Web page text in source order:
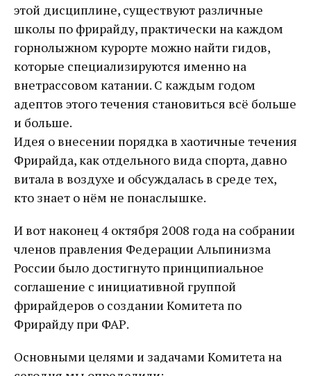
этой дисциплине, существуют различные
школы по фрирайду, практически на каждом
горнолыжном курорте можно найти гидов,
которые специализируются именно на
внетрассовом катании. С каждым годом
адептов этого течения становиться всё больше
и больше.
Идея о внесении порядка в хаотичные течения
Фрирайда, как отдельного вида спорта, давно
витала в воздухе и обсуждалась в среде тех,
кто знает о нём не понаслышке.
И вот наконец 4 октября 2008 года на собрании
членов правления Федерации Альпинизма
России было достигнуто принципиальное
соглашение с инициативной группой
фрирайдеров о создании Комитета по
Фрирайду при ФАР.
Основными целями и задачами Комитета на